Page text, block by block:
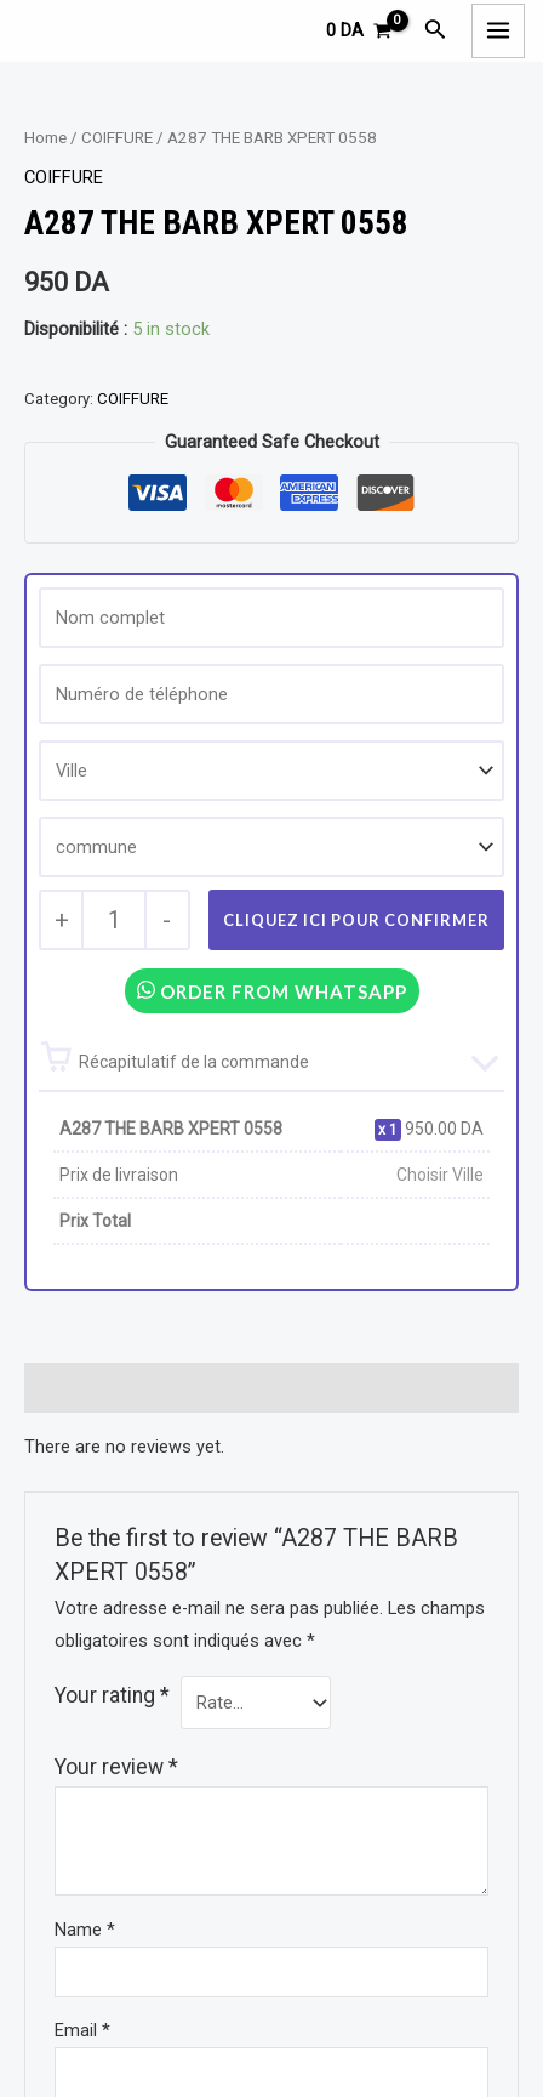
0 DA Rechercher
Home / COIFFURE / A287 THE BARB XPERT 0558
COIFFURE
A287 THE BARB XPERT 0558
950 DA
Disponibilité : 5 in stock
Category: COIFFURE
Guaranteed Safe Checkout
+ 1 -
ORDER FROM WHATSAPP
Récapitulatif de la commande
A287 THE BARB XPERT 0558 1 950.00 DA
Prix de livraison Choisir Ville
Prix Total
There are no reviews yet.
Be the first to review “A287 THE BARB
XPERT 0558”
Votre adresse e-mail ne sera pas publiée. Les champs
obligatoires sont indiqués avec*
Your rating*
Your review*
Name*
Email*